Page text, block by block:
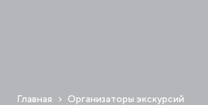
Главная
Организаторы экскурсий